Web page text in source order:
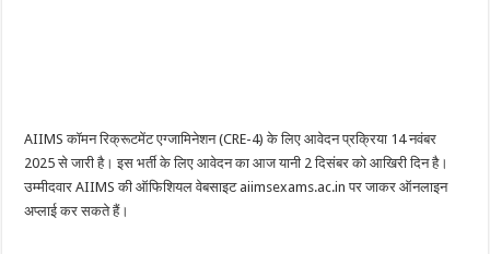
AIIMS कॉमन रिक्रूटमेंट एग्जामिनेशन (CRE-4) के लिए आवेदन प्रक्रिया 14 नवंबर
2025 से जारी है। इस भर्ती के लिए आवेदन का आज यानी 2 दिसंबर को आखिरी दिन है।
उम्मीदवार AIIMS की ऑफिशियल वेबसाइट aiimsexams.ac.in पर जाकर ऑनलाइन
अप्लाई कर सकते हैं।